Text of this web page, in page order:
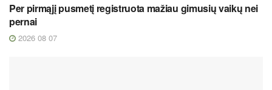
Per pirmąjį pusmetį registruota mažiau gimusių vaikų nei
pernai
2026 08 07